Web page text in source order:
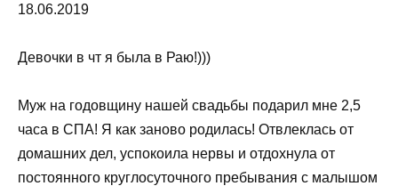
18.06.2019
Девочки в чт я была в Раю!)))
Муж на годовщину нашей свадьбы подарил мне 2,5
часа в СПА! Я как заново родилась! Отвлеклась от
домашних дел, успокоила нервы и отдохнула от
постоянного круглосуточного пребывания с малышом